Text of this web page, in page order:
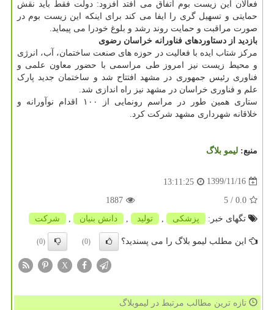
فعالان این زیست بوم اتفاق می افتد افزود: دولت فقط باید نقش
حمایتی و تسهیل گری را ایفا می کند برای اینکه این زیست بوم در
صورت مراقبت و حمایت روند رشد و بلوغ خودرا می پیماید.
بازدید از دستاوردهای فناورانه خراسان رضوی
مرکز شتاب ایده با فعالیت در حوزه های صنعت ساختمان، آب، انرژی
و محیط زیست نیز امروز طی مراسمی با حضور معاون علمی و
فناوری رئیس جمهوری در مشهد افتتاح شد و ساختمان جدید پارک
علم و فناوری خراسان در مشهد نیز راه اندازی شد.
ستاری همین طور در مراسم رونمایی از ۱۰۰ اقدام نوآورانه و
خلاقانه شهرداری مشهد شرکت کرد.
منبع: لیمو بلاگ
1399/11/16
13:11:25
0.0
/ 5
1887
تگهای خبر:
پزشكی تولید دانش بنیان شركت
این مطلب لیمو بلاگ را می پسندید؟ (0)
(0)
X
تازه ترین مطالب مرتبط در لیموبلاگ